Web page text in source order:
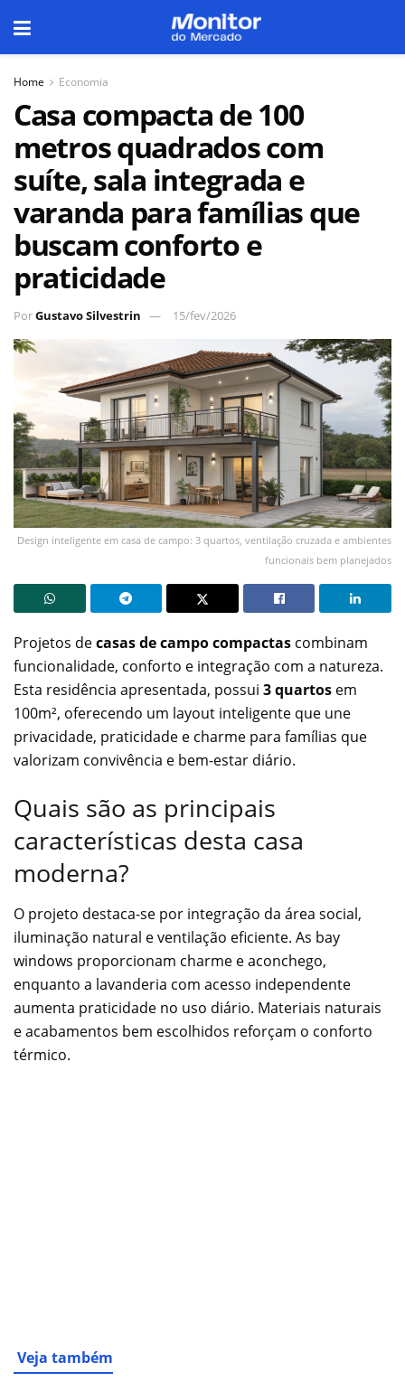
Home Economia
Casa compacta de 100
metros quadrados com
suíte, sala integrada e
varanda para famílias que
buscam conforto e
praticidade
PorGustavo Silvestrin 15/fev/2026
Design inteligente em casa de campo: 3 quartos, ventilação cruzada e ambientes
funcionais bem planejados
Projetos decasas de campo compactas combinam
funcionalidade, conforto e integração com a natureza.
Esta residência apresentada, possui 3 quartos em
100m², oferecendo um layout inteligente que une
privacidade, praticidade e charme para famílias que
valorizam convivência e bem-estar diário.
Quais são as principais
características desta casa
moderna?
O projeto destaca-se por integração da área social,
iluminação natural e ventilação eficiente. As bay
windows proporcionam charme e aconchego,
enquanto a lavanderia com acesso independente
aumenta praticidade no uso diário. Materiais naturais
e acabamentos bem escolhidos reforçam o conforto
térmico.
Veja também